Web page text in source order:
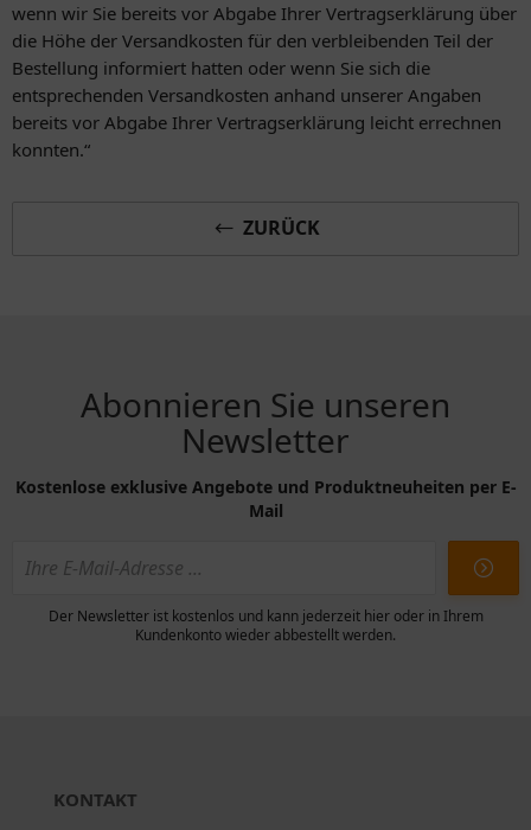
wenn wir Sie bereits vor Abgabe Ihrer Vertragserklärung über
die Höhe der Versandkosten für den verbleibenden Teil der
Bestellung informiert hatten oder wenn Sie sich die
entsprechenden Versandkosten anhand unserer Angaben
bereits vor Abgabe Ihrer Vertragserklärung leicht errechnen
konnten.“
ZURÜCK
Abonnieren Sie unseren
Newsletter
Kostenlose exklusive Angebote und Produktneuheiten per E-
Mail
Der Newsletter ist kostenlos und kann jederzeit hier oder in Ihrem
Kundenkonto wieder abbestellt werden.
KONTAKT